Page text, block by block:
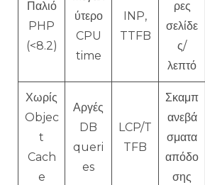
Παλιό
PHP
(<8.2)
ύτερο
CPU
time
INP,
TTFB
ρες
σελίδε
ς/
λεπτό
Χωρίς
Objec
t
Cach
e
Αργές
DB
queri
es
LCP/T
TFB
Σκαμπ
ανεβά
σματα
απόδο
σης